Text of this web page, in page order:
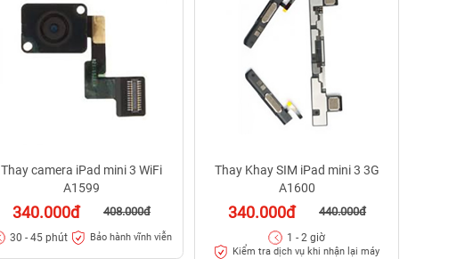
Thay camera iPad mini 3 WiFi
A1599
340.000đ 408.000đ
30 - 45 phút Bảo hành vĩnh viễn
Thay Khay SIM iPad mini 3 3G
A1600
340.000đ 440.000đ
1 - 2 giờ
Kiểm tra dịch vụ khi nhận lại máy